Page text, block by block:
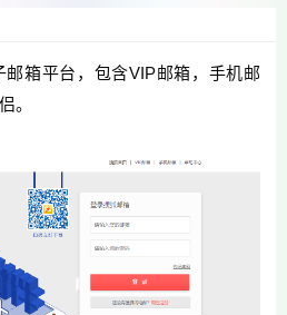
箱平台，包含VIP邮箱，手机邮
。